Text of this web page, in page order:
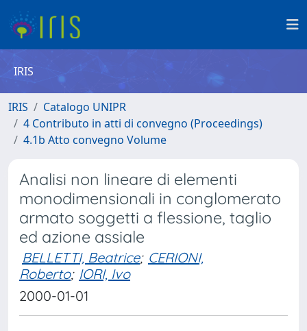
IRIS
IRIS
Catalogo UNIPR
4 Contributo in atti di convegno (Proceedings)
4.1b Atto convegno Volume
Analisi non lineare di elementi
monodimensionali in conglomerato
armato soggetti a flessione, taglio
ed azione assiale
BELLETTI, Beatrice; CERIONI,
Roberto; IORI, Ivo
2000-01-01